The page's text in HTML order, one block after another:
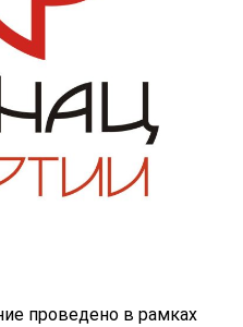
проведено в рамках